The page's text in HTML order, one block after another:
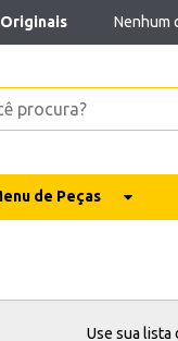
Nenhum
de Peças
Use sua lista